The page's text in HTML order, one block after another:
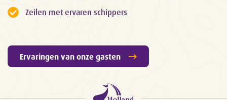
Zeilen met ervaren schippers
Ervaringen van onze gasten